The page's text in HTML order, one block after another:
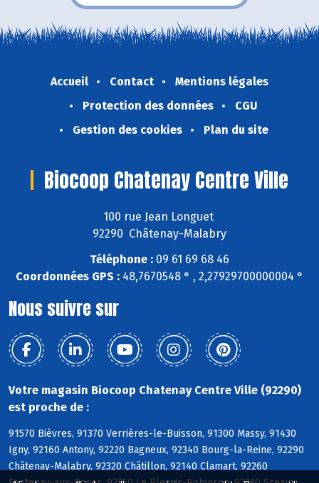
Accueil Contact
Mentions légales
Protection des données
CGU
Gestion des cookies
Plan du site
Biocoop Chatenay Centre Ville
100 rue Jean Longuet
92290 Châtenay-Malabry
Téléphone : 09 61 69 68 46
Coordonnées GPS : 48,7670548 ° , 2,27929700000004 °
Nous suivre sur
Votre magasin Biocoop Chatenay Centre Ville (92290)
est proche de :
91570 Bièvres, 91370 Verrières-le-Buisson, 91300 Massy, 91430
Igny, 92160 Antony, 92220 Bagneux, 92340 Bourg-la-Reine, 92290
Châtenay-Malabry, 92320 Châtillon, 92140 Clamart, 92260